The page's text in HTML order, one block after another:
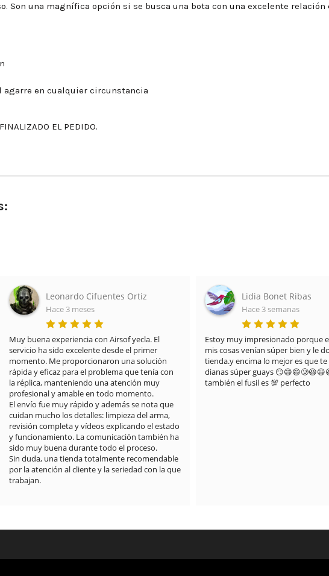
Son una magnífica opción si se busca una bota con una excelente
agarre en cualquier circunstancia
EL PEDIDO.
Leonardo Cifuentes Ortiz
Hace 3 meses
Muy buena experiencia con Airsof yecla. El
servicio ha sido excelente desde el primer
momento. Me proporcionaron una solución
rápida y eficaz para el problema que tenía con
la réplica, manteniendo una atención muy
profesional y amable en todo momento.
El envío fue muy rápido y además se nota que
cuidan mucho los detalles: limpieza del arma,
revisión completa y vídeos explicando el estado
y funcionamiento. La comunicación también ha
sido muy buena durante todo el proceso.
Sin duda, una tienda totalmente recomendable
por la atención al cliente y la seriedad con la que
trabajan.
Lidia Bonet Ribas
Hace 3 semanas
Estoy muy impresionado porque
mis cosas venían súper bien y le
tienda.y encima lo mejor es que te
dianas súper guays
también el fusil es 💯 perfecto